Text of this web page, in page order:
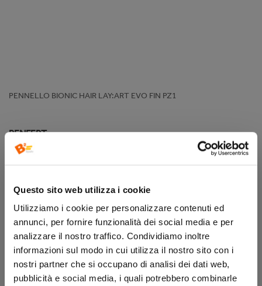
Questo sito web utilizza i cookie
Utilizziamo i cookie per personalizzare contenuti ed
annunci, per fornire funzionalità dei social media e per
analizzare il nostro traffico. Condividiamo inoltre
informazioni sul modo in cui utilizza il nostro sito con i
nostri partner che si occupano di analisi dei dati web,
pubblicità e social media, i quali potrebbero combinarle
PENNELLO BIONIC HAIR LAY:ART EVO FIN PZ1
RENFERT
disponibilità:
REGISTRATI ORA ACCEDI